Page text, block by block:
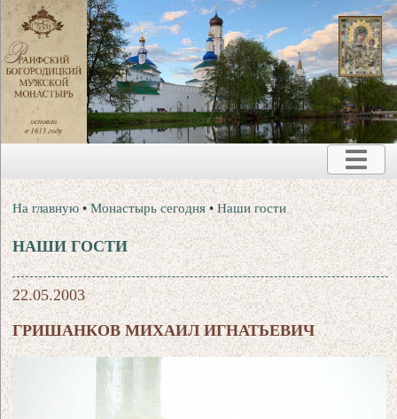
На главную •Монастырь сегодня •Наши гости
НАШИ ГОСТИ
22.05.2003
ГРИШАНКОВ МИХАИЛ ИГНАТЬЕВИЧ